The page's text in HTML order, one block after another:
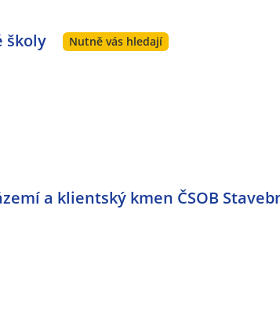
školy Nutně vás hledají
a klientský kmen ČSOB